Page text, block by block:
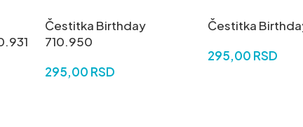
Čestitka Birthday
710.950
295,00 RSD
Čestitka
295,00 RSD